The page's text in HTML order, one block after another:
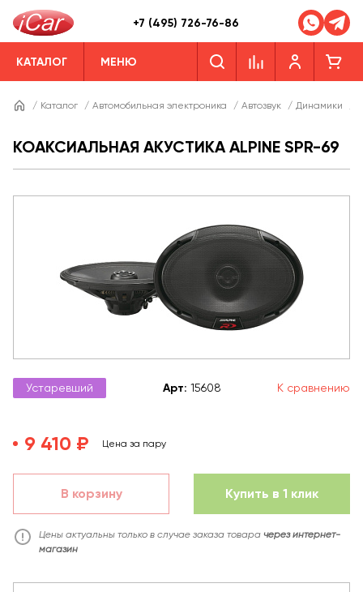
+7 (495) 726-76-86
КАТАЛОГ МЕНЮ
/ Каталог / Автомобильная электроника / Автозвук / Динамики
КОАКСИАЛЬНАЯ АКУСТИКА ALPINE SPR-69
Устаревший Арт: 15608 К сравнению
9 410 ₽ Цена за пару
В корзину Купить в 1 клик
Цены актуальны только в случае заказа товара через интернет-
магазин